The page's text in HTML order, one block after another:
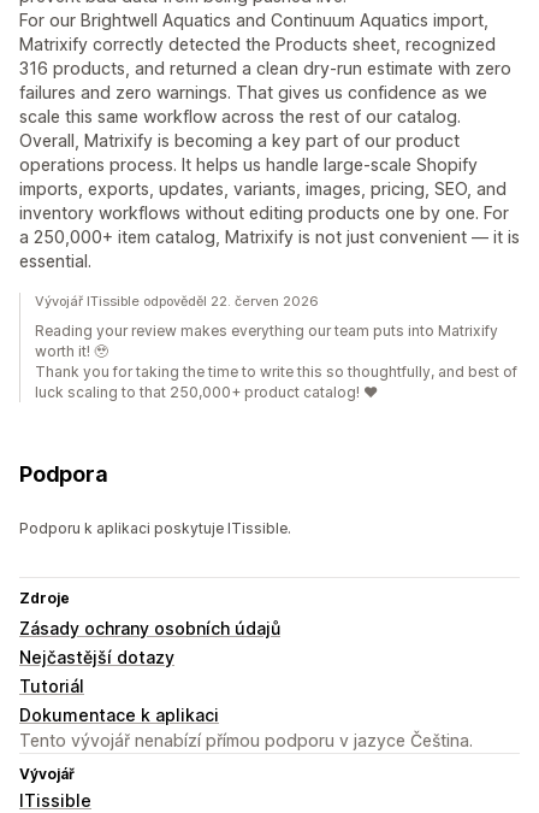
For our Brightwell Aquatics and Continuum Aquatics import,
Matrixify correctly detected the Products sheet, recognized
316 products, and returned a clean dry-run estimate with zero
failures and zero warnings. That gives us confidence as we
scale this same workflow across the rest of our catalog.
Overall, Matrixify is becoming a key part of our product
operations process. It helps us handle large-scale Shopify
imports, exports, updates, variants, images, pricing, SEO, and
inventory workflows without editing products one by one. For
a 250,000+ item catalog, Matrixify is not just convenient — it is
essential.
Vývojář ITissible odpověděl 22. červen 2026
Reading your review makes everything our team puts into Matrixify
worth it! 🥹
Thank you for taking the time to write this so thoughtfully, and best of
luck scaling to that 250,000+ product catalog! ❤️
Podpora
Podporu k aplikaci poskytuje ITissible.
Zdroje
Zásady ochrany osobních údajů
Nejčastější dotazy
Tutoriál
Dokumentace k aplikaci
Tento vývojář nenabízí přímou podporu v jazyce Čeština.
Vývojář
ITissible